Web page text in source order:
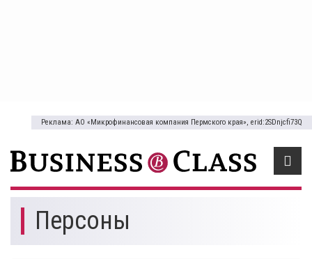
Реклама: АО «Микрофинансовая компания Пермского края», erid:2SDnjcfi73Q
Персоны